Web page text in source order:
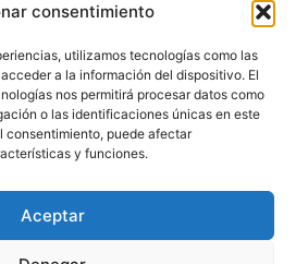
consentimiento
utilizamos tecnologías como las
a la información del dispositivo. El
nos permitirá procesar datos como
o las identificaciones únicas en este
consentimiento, puede afectar
y funciones.
Aceptar